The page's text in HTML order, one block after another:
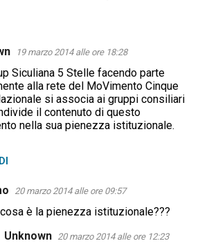
19 marzo 2014 alle ore 18:28
Siculiana 5 Stelle facendo parte
alla rete del MoVimento Cinque
si associa ai gruppi consiliari
il contenuto di questo
nella sua pienezza istituzionale.
20 marzo 2014 alle ore 09:57
è la pienezza istituzionale???
Unknown 20 marzo 2014 alle ore 12:23